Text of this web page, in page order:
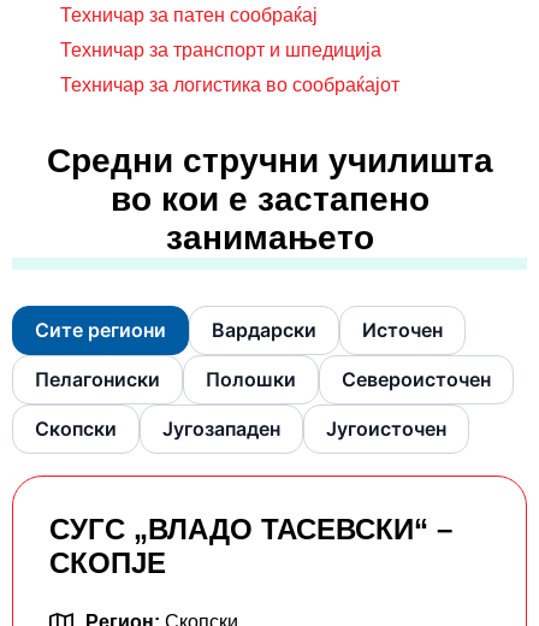
Техничар за патен сообраќај
Техничар за транспорт и шпедиција
Техничар за логистика во сообраќајот
Средни стручни училишта
во кои е застапено
занимањето
Сите региони Вардарски Источен
Пелагониски Полошки Североисточен
Скопски Југозападен Југоисточен
СУГС „ВЛАДО ТАСЕВСКИ“ –
СКОПЈЕ